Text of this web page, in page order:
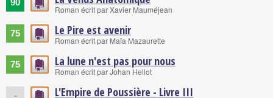
90
Roman écrit par Xavier Mauméjean
75 Le Pire est avenir
Roman écrit par Maïa Mazaurette
75 La lune n'est pas pour nous
Roman écrit par Johan Heliot
- L'Empire de Poussière - Livre III